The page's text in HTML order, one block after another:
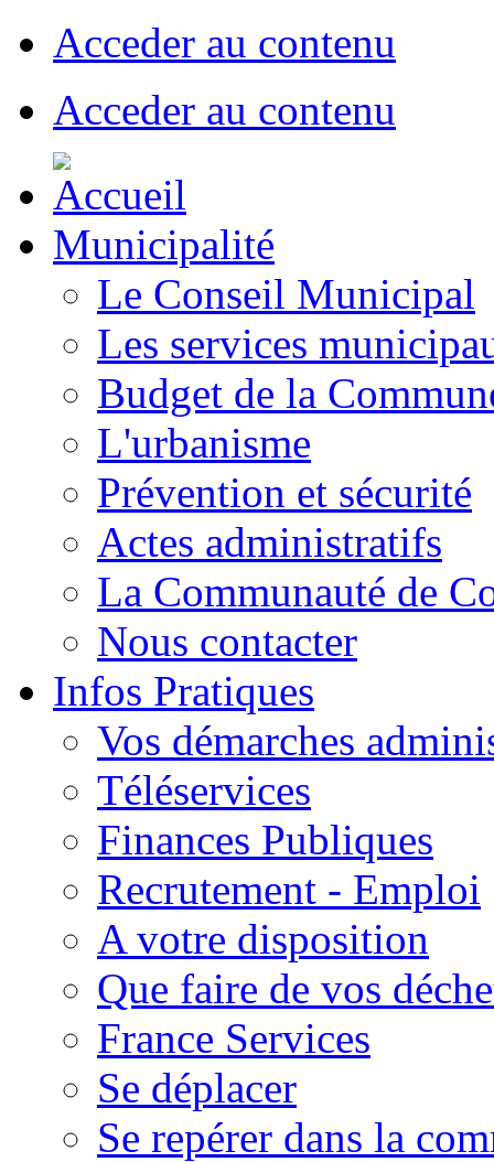
Acceder au contenu
Acceder au contenu
Municipalité
Le Conseil Municipal
Les services
Budget de la
L'urbanisme
Prévention et sécurité
Actes administratifs
La Communauté de
Nous contacter
Infos Pratiques
Vos démarches
Téléservices
Finances Publiques
Recrutement - Emploi
A votre disposition
Que faire de vos
France Services
Se déplacer
Se repérer dans la